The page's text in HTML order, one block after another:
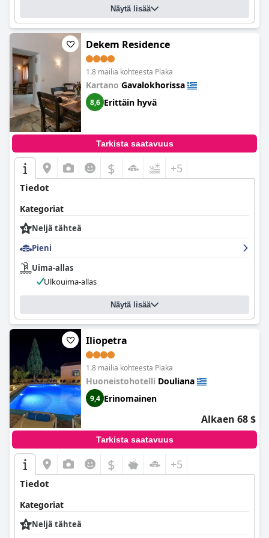
Näytä lisää
Dekem Residence
1.8 mailia kohteesta Plaka
Kartano Gavalokhorissa
8,6 Erittäin hyvä
Tarkista saatavuus
$ +5
Tiedot
Kategoriat
Neljä tähteä
Pieni
Uima-allas
Ulkouima-allas
Näytä lisää
Iliopetra
1.8 mailia kohteesta Plaka
Huoneistohotelli Douliana
9,4 Erinomainen
Alkaen 68 $
Tarkista saatavuus
$ +5
Tiedot
Kategoriat
Neljä tähteä